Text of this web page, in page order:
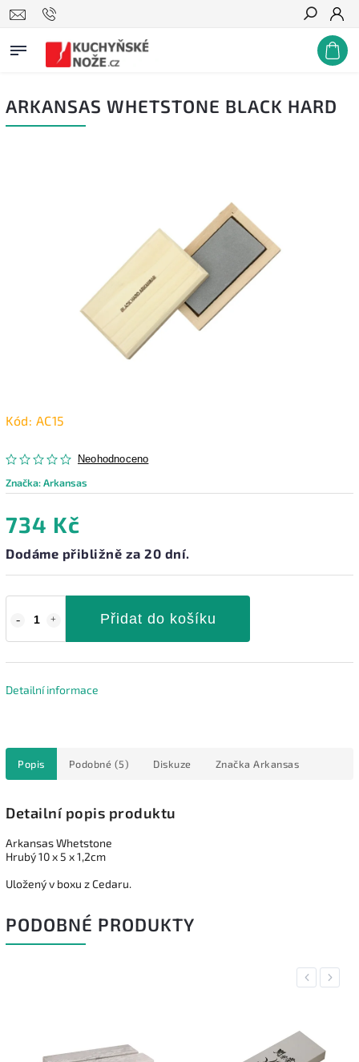
Hledat
ARKANSAS WHETSTONE BLACK HARD
Kód: AC15
Neohodnoceno
Značka:Arkansas
734 Kč
Dodáme přibližně za 20 dní.
Přidat do košíku
Detailní informace
Popis Podobné (5) Diskuze Značka Arkansas
Detailní popis produktu
Arkansas Whetstone
Hrubý 10 x 5 x 1,2cm
Uložený v boxu z Cedaru.
PODOBNÉ PRODUKTY
Previous
Next